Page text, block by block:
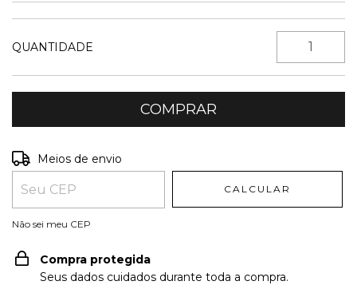
QUANTIDADE
Entregas para o CEP:
Meios de envio
CALCULAR
Não sei meu CEP
Compra protegida
Seus dados cuidados durante toda a compra.